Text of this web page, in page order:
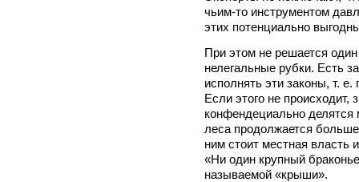
чьим-то инструментом
этих потенциально
При этом не решается
нелегальные рубки. Есть
исполнять эти законы, т.
Если этого не
конфендециально
леса продолжается
ним стоит местная власть
«Ни один крупный
называемой «крыши».